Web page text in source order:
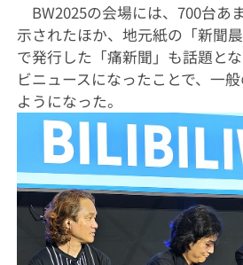
BW2025の会場には、700台あ
示されたほか、地元紙の「新聞
で発行した「痛新聞」も話題と
ビニュースになったことで、一
ようになった。